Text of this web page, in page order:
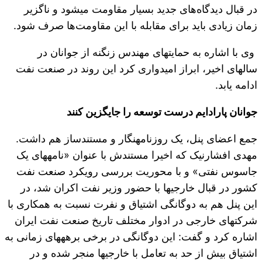
در قبال دیدگاه‌های جدید بسیار مقاومت می‎شود و ناگزیر
زمان زیادی باید برای مقابله با این مقاومت‌ها صرف شود.
وی با اشاره به حمایت‎های مهندس زنگنه از جوانان در
سال‎های اخیر، ابراز امیدواری کرد این روند در صنعت نفت
ادامه یابد.
جوانان پارادایم درست توسعه را جایگزین کنند
جمع اعضای پنل، یک روزنامه‎نگار و مستندساز هم داشت.
مهدی افشارنیک که اخیرا مستندش با عنوان «نامه‎های یک
جاسوس نفتی» و با محوریت بررسی رویکرد صنعت نفت
کشور در قبال خارجی‎ها با حضور وزیر نفت اکران شد، در
این پنل هم به دوگانگی اشتیاق و نفرت نسبت به همکاری با
شرکت‎های خارجی در ادوار مختلف تاریخ صنعت نفت ایران
اشاره کرد و گفت: این دوگانگی در برخی برهه‎های زمانی به
اشتیاق بیش از حد به تعامل با خارجی‎ها منجر شده و در